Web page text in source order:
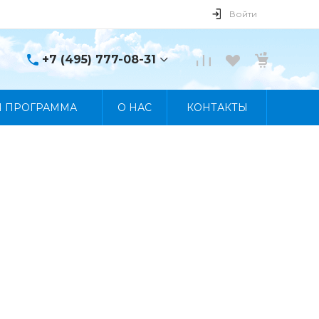
Войти
+7 (495) 777-08-31
+7 (495) 777-08-31
ПРОГРАММА О НАС КОНТАКТЫ